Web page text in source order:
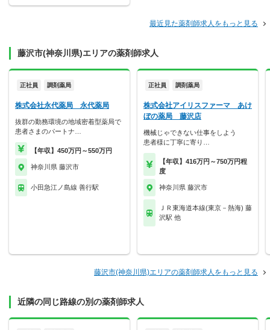
最近見た薬剤師求人をもっと見る
藤沢市(神奈川県)エリアの薬剤師求人
正社員 調剤薬局
株式会社永代薬局 永代薬局
抜群の勤務環境の地域密着型薬局で
患者さまのパートナ…
【年収】450万円～550万円
神奈川県 藤沢市
小田急江ノ島線 善行駅
正社員 調剤薬局
株式会社アイリスファーマ あけ
ぼの薬局 藤沢店
機械じゃできない仕事をしよう
患者様に丁寧に寄り…
【年収】416万円～750万円程
度
神奈川県 藤沢市
ＪＲ東海道本線(東京－熱海) 藤
沢駅 他
藤沢市(神奈川県)エリアの薬剤師求人をもっと見る
近隣の同じ路線の別の薬剤師求人